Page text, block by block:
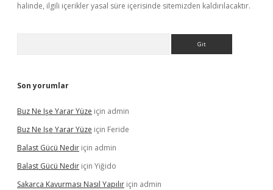
halinde, ilgili içerikler yasal süre içerisinde sitemizden kaldırılacaktır.
Son yorumlar
Buz Ne Işe Yarar Yüze için admin
Buz Ne Işe Yarar Yüze için Feride
Balast Gücü Nedir için admin
Balast Gücü Nedir için Yiğido
Sakarca Kavurması Nasıl Yapılır için admin